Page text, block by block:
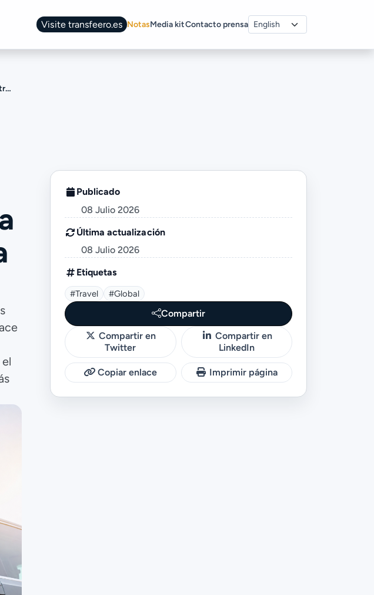
Visite transfeero.es NotasMedia kitContacto prensa
Change language
Publicado
08 Julio 2026
Última actualización
08 Julio 2026
Etiquetas
#travel #global
Compartir
Compartir en
Twitter
Compartir en
LinkedIn
Copiar enlace Imprimir página